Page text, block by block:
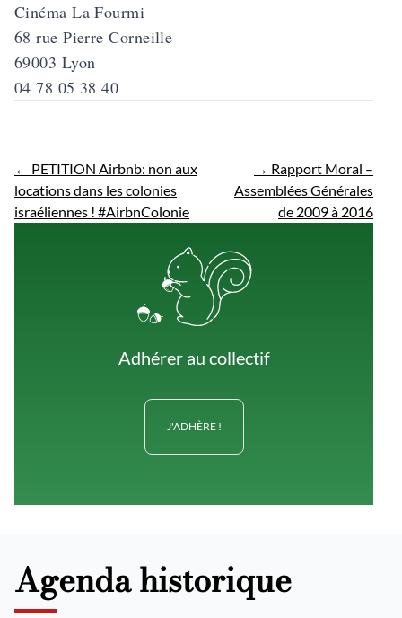
Cinéma La Fourmi
68 rue Pierre Corneille
69003 Lyon
04 78 05 38 40
← PETITION Airbnb: non aux
locations dans les colonies
israéliennes ! #AirbnColonie
→ Rapport Moral –
Assemblées Générales
de 2009 à 2016
Adhérer au collectif
J'ADHÈRE !
Agenda historique